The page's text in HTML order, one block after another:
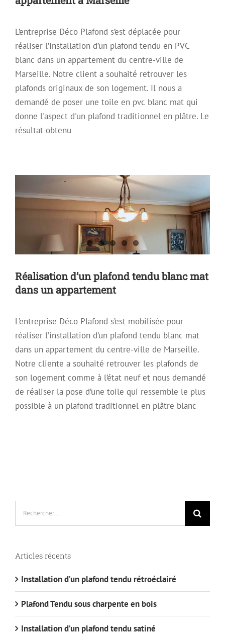
L’entreprise Déco Plafond s’est déplacée pour
réaliser l’installation d’un plafond tendu en PVC
blanc dans un appartement du centre-ville de
Marseille. Notre client a souhaité retrouver les
plafonds originaux de son logement. Il nous a
demandé de poser une toile en pvc blanc mat qui
donne l'aspect d'un plafond traditionnel en plâtre. Le
résultat obtenu
Réalisation d’un plafond tendu blanc
Réalisation d’un plafond tendu blanc mat
dans un appartement
L’entreprise Déco Plafond s’est mobilisée pour
réaliser l’installation d’un plafond tendu blanc mat
dans un appartement du centre-ville de Marseille.
Notre cliente a souhaité retrouver les plafonds de
son logement comme à l’état neuf et nous demandé
de réaliser la pose d’une toile qui ressemble le plus
possible à un plafond traditionnel en plâtre blanc
Articles récents
Installation d’un plafond tendu rétroéclairé
Plafond Tendu sous charpente en bois
Installation d’un plafond tendu satiné